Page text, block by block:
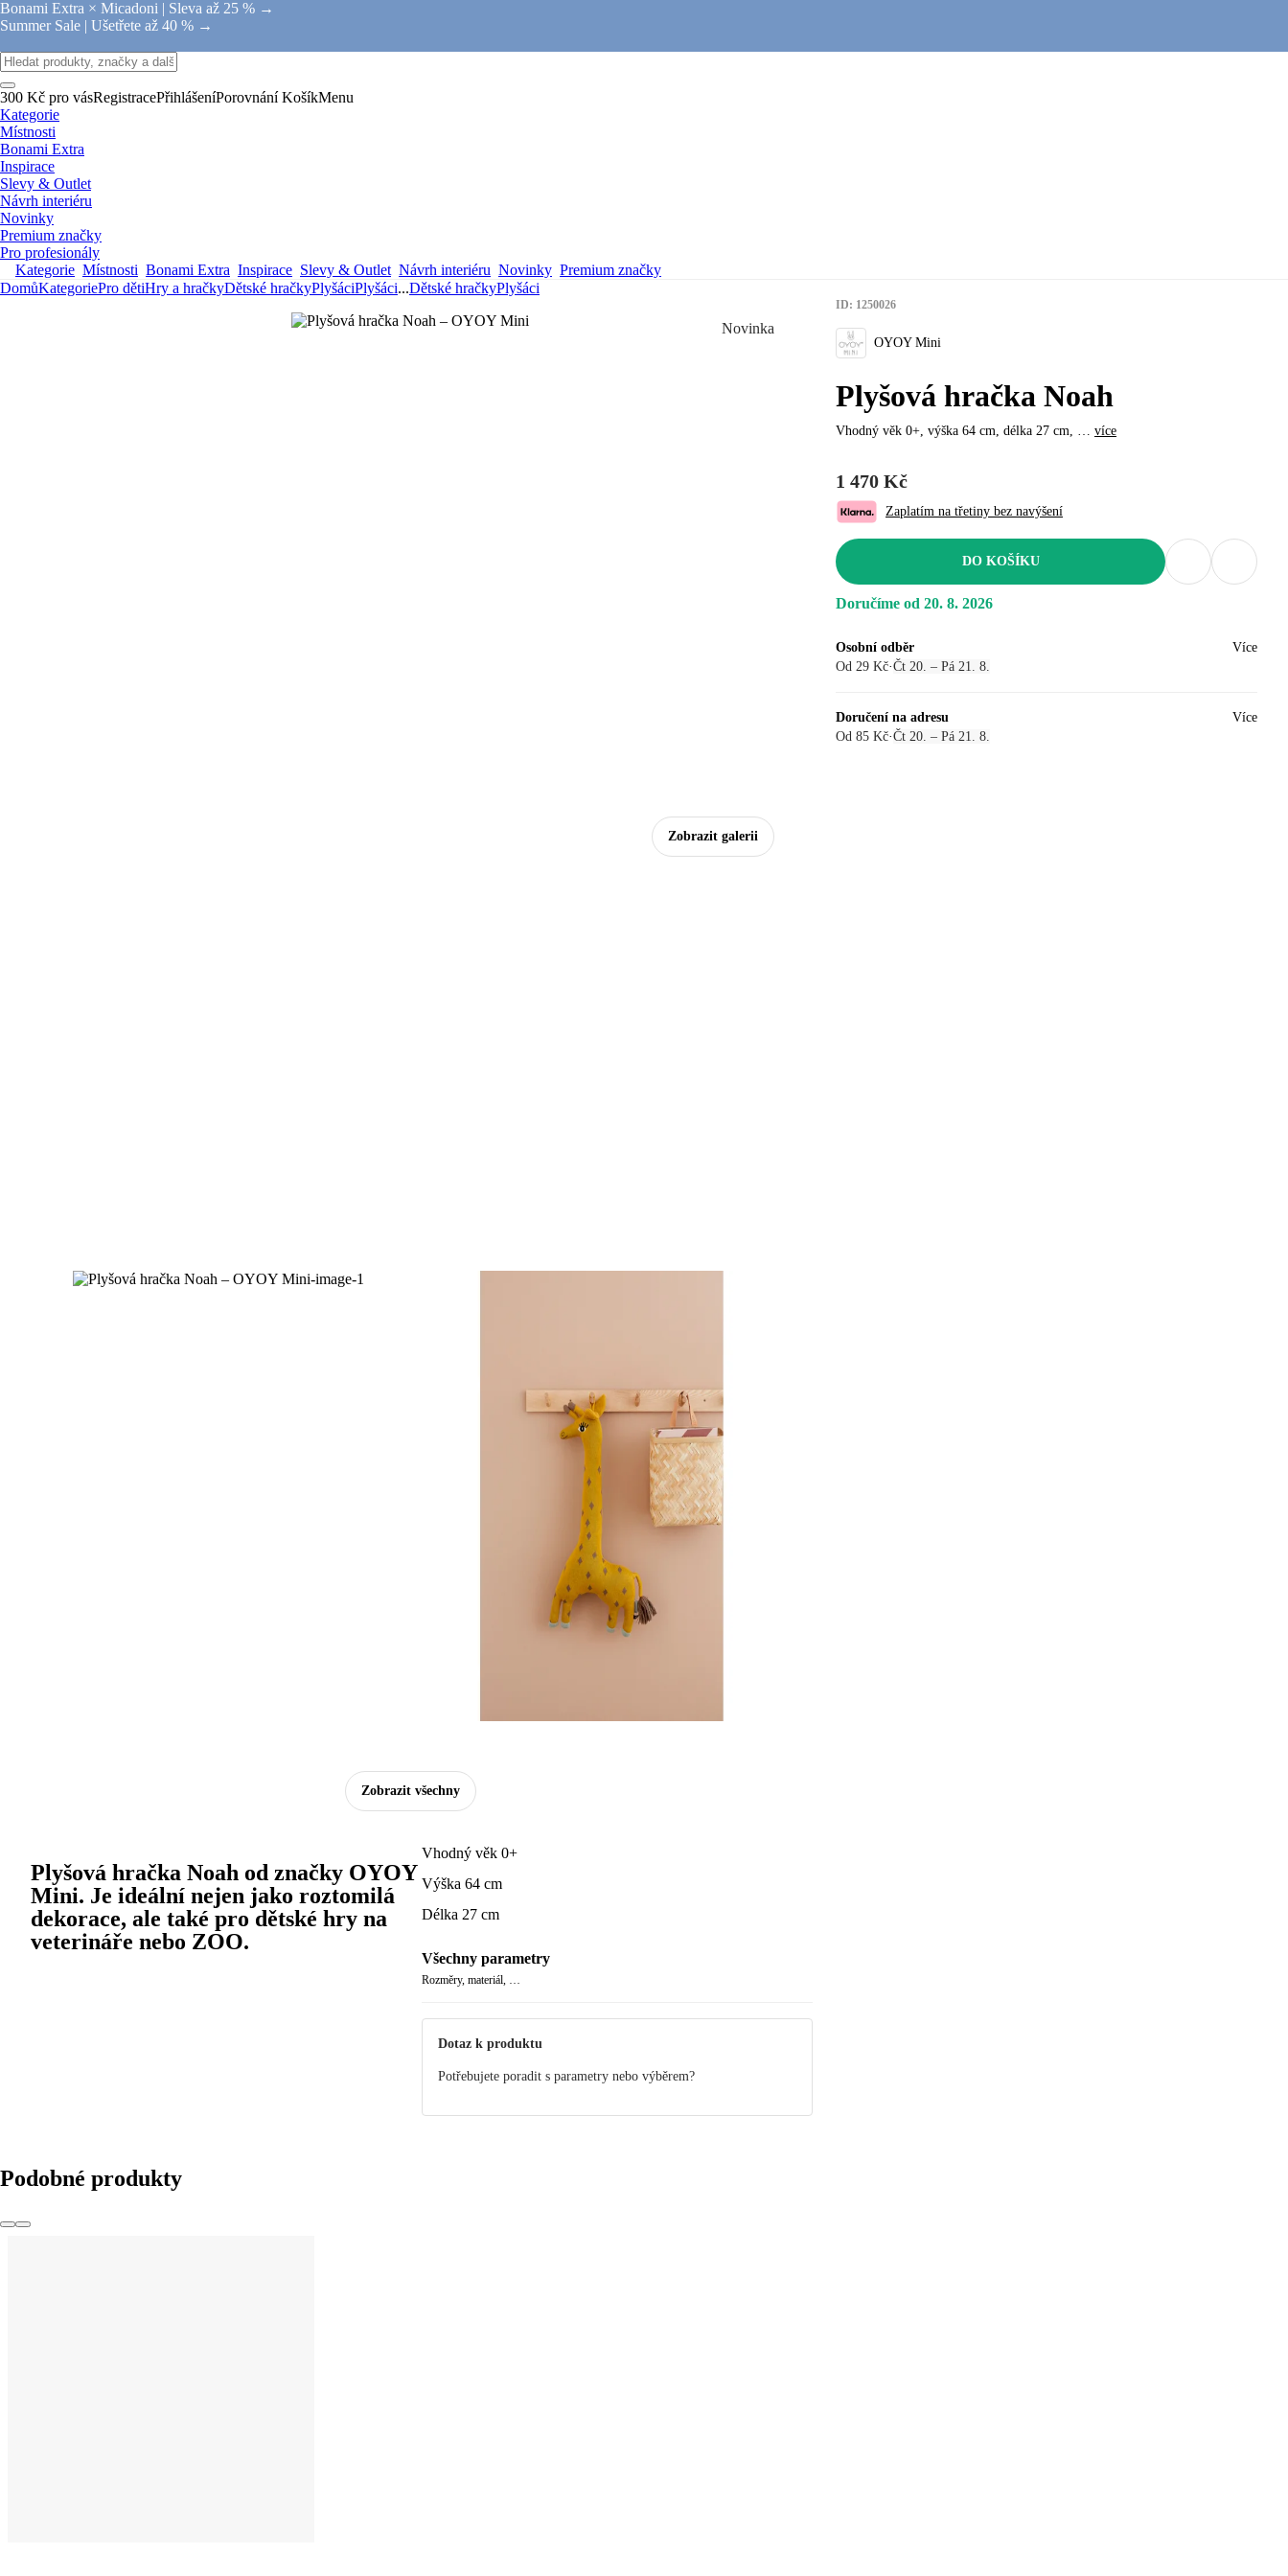
Bonami Extra × Micadoni | Sleva až 25 % →
Summer Sale | Ušetřete až 40 % →
300 Kč pro vásRegistracePřihlášeníPorovnání KošíkMenu
Kategorie
Místnosti
Bonami Extra
Inspirace
Slevy & Outlet
Návrh interiéru
Novinky
Premium značky
Pro profesionály
Kategorie Místnosti Bonami Extra Inspirace Slevy & Outlet Návrh interiéru Novinky Premium značky
DomůKategoriePro dětiHry a hračkyDětské hračkyPlyšáciPlyšáci...Dětské hračkyPlyšáci
Zobrazit galerii
Zobrazit všechny
Novinka
ID: 1250026
OYOY Mini
Plyšová hračka Noah
Vhodný věk 0+, výška 64 cm, délka 27 cm, … více
1 470 Kč
Zaplatím na třetiny bez navýšení
DO KOŠÍKU
Doručíme od 20. 8. 2026
Osobní odběr
Od 29 Kč·Čt 20. – Pá 21. 8.
Více
Doručení na adresu
Od 85 Kč·Čt 20. – Pá 21. 8.
Více
Plyšová hračka Noah od značky OYOY
Mini. Je ideální nejen jako roztomilá
dekorace, ale také pro dětské hry na
veterináře nebo ZOO.
Vhodný věk 0+
Výška 64 cm
Délka 27 cm
Všechny parametry
Rozměry, materiál, …
Dotaz k produktu
Potřebujete poradit s parametry nebo výběrem?
Podobné produkty